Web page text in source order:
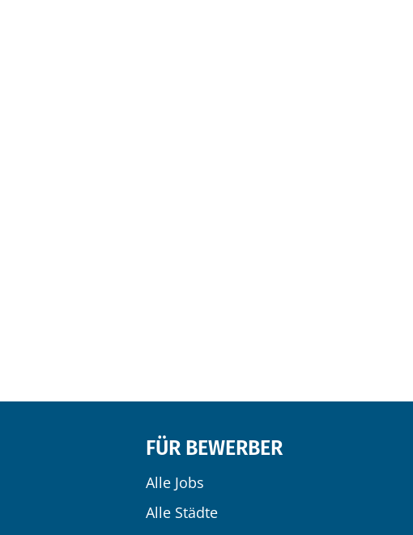
FÜR BEWERBER
Alle Jobs
Alle Städte